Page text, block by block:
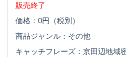
販売終了
価格：0円（税別）
商品ジャンル：その他
キャッチフレーズ：京田辺地域